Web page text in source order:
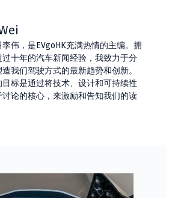
李伟，是EVgoHK充满热情的主编。拥
过十年的汽车新闻经验，我致力于分
我们驾驶方式的最新趋势和创新。
目标是通过将技术、设计和可持续性
讨论的核心，来激励和告知我们的读